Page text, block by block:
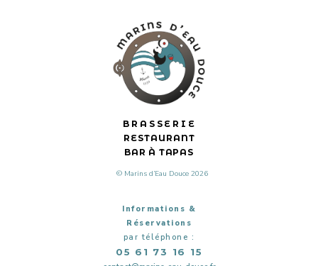
BRASSERIE
RESTAURANT
BAR À TAPAS
© Marins d’Eau Douce 2026
Informations &
Réservations
par téléphone :
05 61 73 16 15